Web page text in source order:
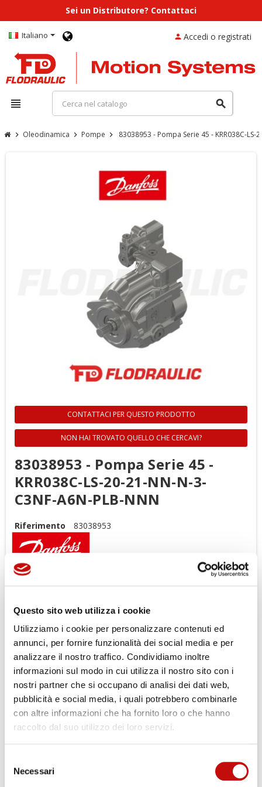
Questo sito web utilizza i cookie
Utilizziamo i cookie per personalizzare contenuti ed
annunci, per fornire funzionalità dei social media e per
analizzare il nostro traffico. Condividiamo inoltre
informazioni sul modo in cui utilizza il nostro sito con i
nostri partner che si occupano di analisi dei dati web,
pubblicità e social media, i quali potrebbero combinarle
con altre informazioni che ha fornito loro o che hanno
raccolto dal suo utilizzo dei loro servizi.
delNecessari
Crea lista dei desideri
Sei un Distributore? Contattaci
Italiano
view_headline search
person Accedi o registrati
chevron_right Oleodinamica chevron_right Pompe chevron_right 83038953 - Pompa Serie 45 - KRR038C-LS-
CONTATTACI PER QUESTO PRODOTTO
NON HAI TROVATO QUELLO CHE CERCAVI?
83038953 - Pompa Serie 45 -
KRR038C-LS-20-21-NN-N-3-
C3NF-A6N-PLB-NNN
Riferimento 83038953
La serie 45 è una famiglia completa di pompe a pistoni assiali
a cilindrata variabile ad alte prestazioni. Ogni frame è
apparecchiature mobili.
Per completare il tuo acquistoRegistrati
al 23-08-2026 verranno evasi a